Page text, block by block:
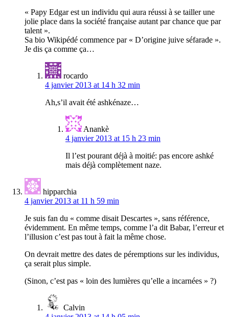
« Papy Edgar est un individu qui aura réussi à se tailler une
jolie place dans la société française autant par chance que par
talent ».
Sa bio Wikipédé commence par « D’origine juive séfarade ».
Je dis ça comme ça…
rocardo
4 janvier 2013 at 14 h 32 min
Ah,s’il avait été ashkénaze…
Anankè
4 janvier 2013 at 15 h 23 min
Il l’est pourant déjà à moitié: pas encore ashké
mais déjà complètement naze.
hipparchia
4 janvier 2013 at 11 h 59 min
Je suis fan du « comme disait Descartes », sans référence,
évidemment. En même temps, comme l’a dit Babar, l’erreur et
l’illusion c’est pas tout à fait la même chose.
On devrait mettre des dates de péremptions sur les individus,
ça serait plus simple.
(Sinon, c’est pas « loin des lumières qu’elle a incarnées » ?)
Calvin